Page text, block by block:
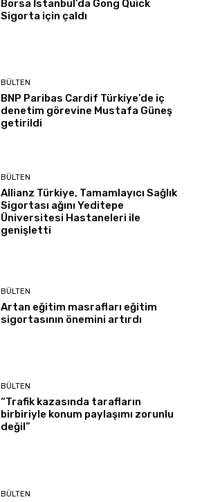
Borsa İstanbul’da Gong Quick
Sigorta için çaldı
BÜLTEN
BNP Paribas Cardif Türkiye’de iç
denetim görevine Mustafa Güneş
getirildi
BÜLTEN
Allianz Türkiye, Tamamlayıcı Sağlık
Sigortası ağını Yeditepe
Üniversitesi Hastaneleri ile
genişletti
BÜLTEN
Artan eğitim masrafları eğitim
sigortasının önemini artırdı
BÜLTEN
“Trafik kazasında tarafların
birbiriyle konum paylaşımı zorunlu
değil”
BÜLTEN